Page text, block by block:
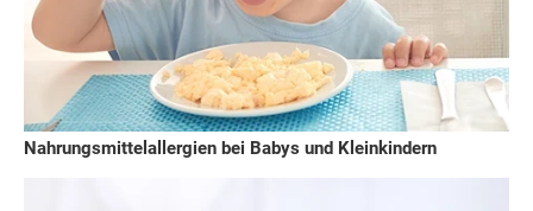
Nahrungsmittelallergien bei Babys und Kleinkindern